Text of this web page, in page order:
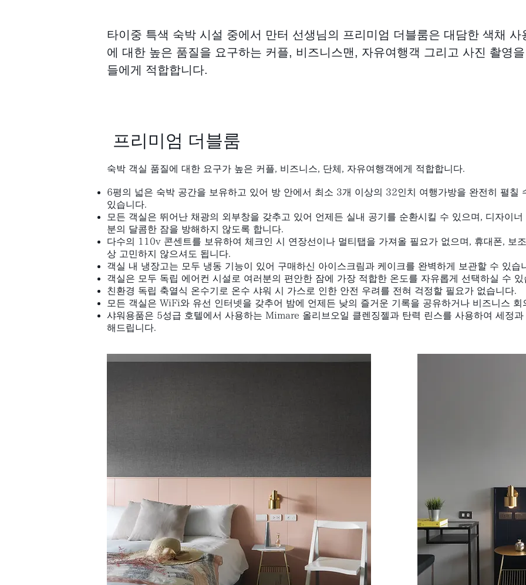
타이중 특색 숙박 시설 중에서 만터 선생님의 프리미엄 더블룸은 대담한 색채
에 대한 높은 품질을 요구하는 커플, 비즈니스맨, 자유여행객 그리고 사진 촬영
들에게 적합합니다.
프리미엄 더블룸
숙박 객실 품질에 대한 요구가 높은 커플, 비즈니스, 단체, 자유여행객에게 적합합니다.
6평의 넓은 숙박 공간을 보유하고 있어 방 안에서 최소 3개 이상의 32인치 여행가방을 완전히 펼칠
있습니다.
모든 객실은 뛰어난 채광의 외부창을 갖추고 있어 언제든 실내 공기를 순환시킬 수 있으며, 디자이
분의 달콤한 잠을 방해하지 않도록 합니다.
다수의 110v 콘센트를 보유하여 체크인 시 연장선이나 멀티탭을 가져올 필요가 없으며, 휴대폰, 보
상 고민하지 않으셔도 됩니다.
객실 내 냉장고는 모두 냉동 기능이 있어 구매하신 아이스크림과 케이크를 완벽하게 보관할 수 있습
객실은 모두 독립 에어컨 시설로 여러분의 편안한 잠에 가장 적합한 온도를 자유롭게 선택하실 수 있
친환경 독립 축열식 온수기로 온수 샤워 시 가스로 인한 안전 우려를 전혀 걱정할 필요가 없습니다.
모든 객실은 WiFi와 유선 인터넷을 갖추어 밤에 언제든 낮의 즐거운 기록을 공유하거나 비즈니스
샤워용품은 5성급 호텔에서 사용하는 Mimare 올리브오일 클렌징젤과 탄력 린스를 사용하여 세정
해드립니다.